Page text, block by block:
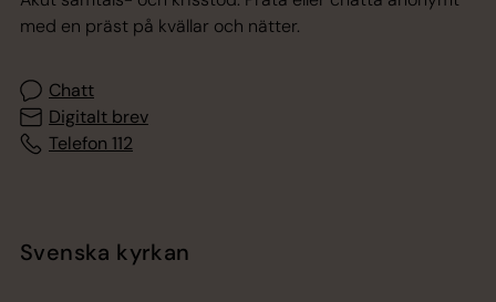
med en präst på kvällar och nätter.
Chatt
Digitalt brev
Telefon 112
Svenska kyrkan